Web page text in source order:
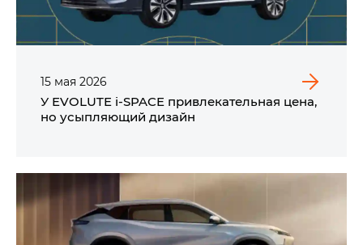
15 мая 2026
У EVOLUTE i‑SPACE привлекательная цена,
но усыпляющий дизайн